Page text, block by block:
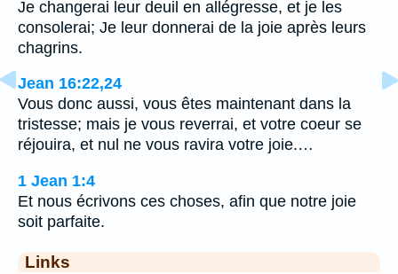
Je changerai leur deuil en allégresse, et je les
consolerai; Je leur donnerai de la joie après leurs
chagrins.
Jean 16:22,24
Vous donc aussi, vous êtes maintenant dans la
tristesse; mais je vous reverrai, et votre coeur se
réjouira, et nul ne vous ravira votre joie.…
1 Jean 1:4
Et nous écrivons ces choses, afin que notre joie
soit parfaite.
Links